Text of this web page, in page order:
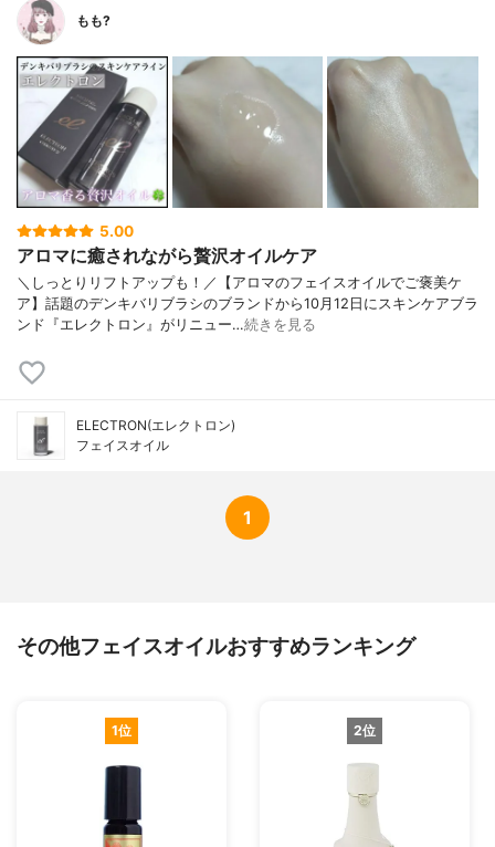
もも?
5.00
アロマに癒されながら贅沢オイルケア
＼しっとりリフトアップも！／【アロマのフェイスオイルでご褒美ケ
ア】話題のデンキバリブラシのブランドから10月12日にスキンケアブラ
ンド『エレクトロン』がリニュー…続きを見る
ELECTRON(エレクトロン)
フェイスオイル
1
その他フェイスオイルおすすめランキング
1位 2位